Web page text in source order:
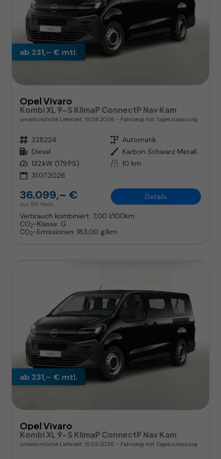
ab 231,– € mtl.
Opel Vivaro
Kombi XL 9-S KlimaP ConnectP Nav Kam
unverbindliche Lieferzeit: 15.09.2026 Fahrzeug mit Tageszulassung
Fahrzeugnr. 328224 Getriebe Automatik
Kraftstoff Diesel Außenfarbe
Karbon Schwarz Metallic
Leistung 132 kW (179 PS) Kilometerstand 10 km
31.07.2026
36.099,– €
incl. 19% MwSt.
Details
Verbrauch kombiniert: 7,00 l/100km
CO2-Klasse: G
CO2-Emissionen: 183,00 g/km
ab 231,– € mtl.
Opel Vivaro
Kombi XL 9-S KlimaP ConnectP Nav Kam
unverbindliche Lieferzeit: 15.09.2026 Fahrzeug mit Tageszulassung